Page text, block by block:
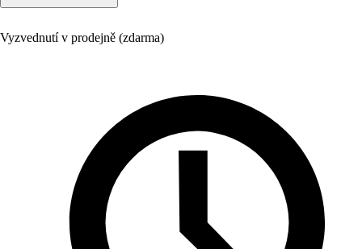
Vyzvednutí v prodejně (zdarma)